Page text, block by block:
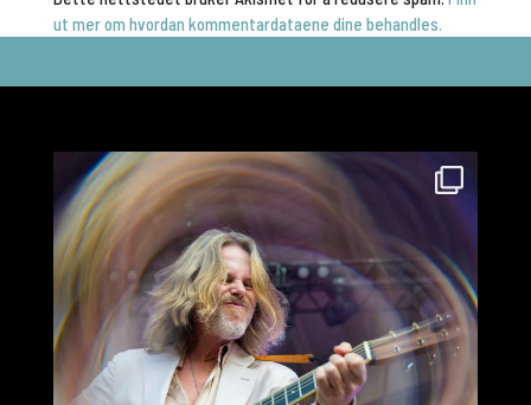
ut mer om hvordan kommentardataene dine behandles.